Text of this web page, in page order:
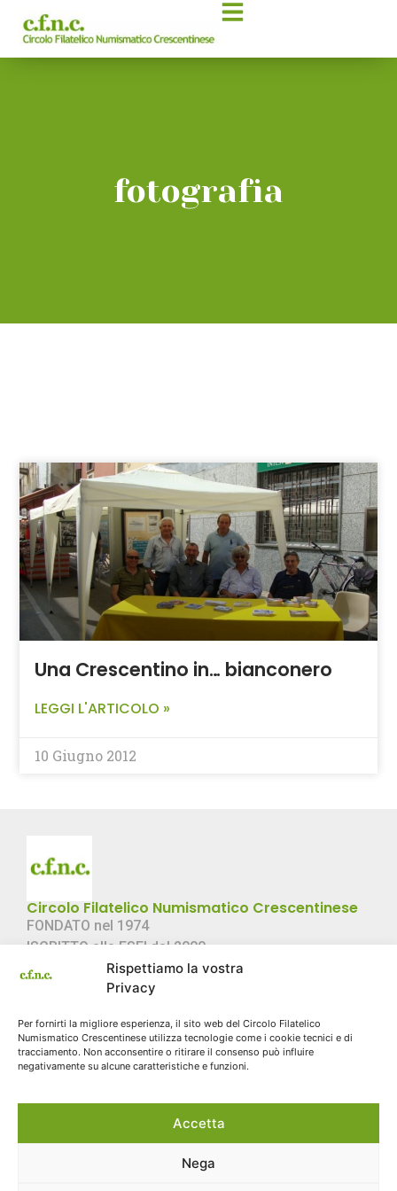
Rispettiamo la vostra
Privacy
Per fornirti la migliore esperienza, il sito web del Circolo Filatelico
Numismatico Crescentinese utilizza tecnologie come i cookie tecnici e di
tracciamento. Non acconsentire o ritirare il consenso può influire
negativamente su alcune caratteristiche e funzioni.
Accetta
Nega
fotografia
Una Crescentino in… bianconero
LEGGI L'ARTICOLO »
10 Giugno 2012
Circolo Filatelico Numismatico Crescentinese
FONDATO nel 1974
ISCRITTO alla FSFI dal 2000
C.F. 02057360022
Chi Siamo
Storia
Contatti
Sito storico
Contatti